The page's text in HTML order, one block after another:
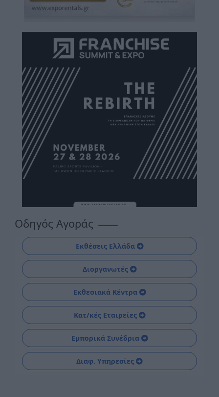
Οδηγός Αγοράς
Εκθέσεις Ελλάδα
Διοργανωτές
Εκθεσιακά Κέντρα
Κατ/κές Εταιρείες
Εμπορικά Συνέδρια
Διαφ. Υπηρεσίες